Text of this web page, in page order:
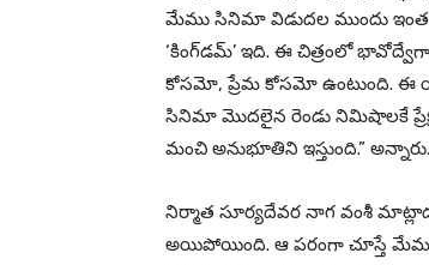
మేము సినిమా విడుదల ముందు ఇంత
‘కింగ్‌డమ్’ ఇది. ఈ చిత్రంలో
కోసమో, ప్రేమ కోసమో ఉంటుంది. ఈ
సినిమా మొదలైన రెండు నిమిషాలకే
మంచి అనుభూతిని ఇస్తుంది.” అన్నారు.
నిర్మాత సూర్యదేవర నాగ వంశీ
అయిపోయింది. ఆ పరంగా చూస్తే